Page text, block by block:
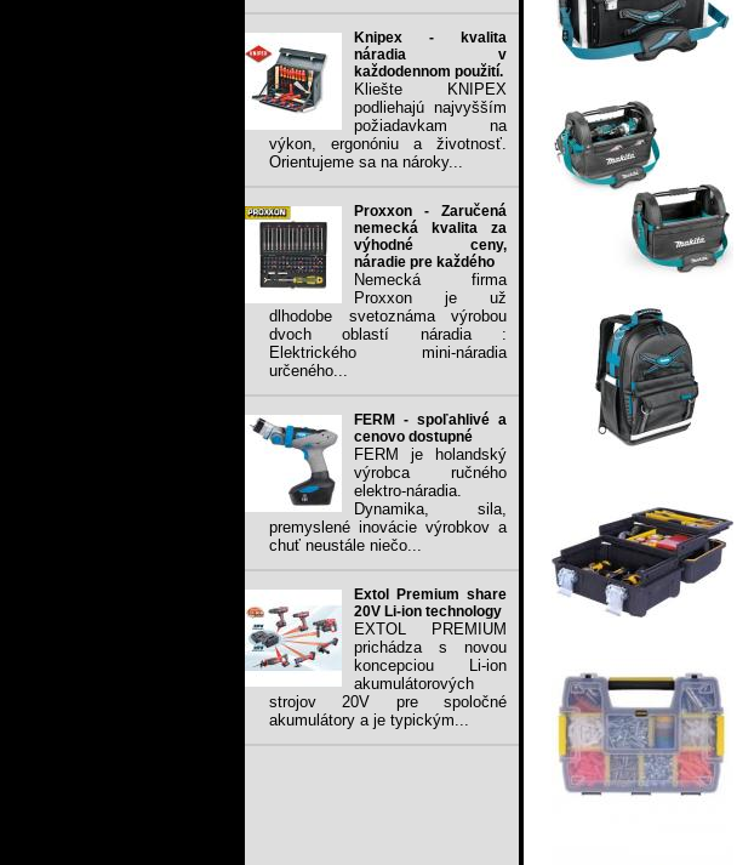
Knipex - kvalita
náradia v
každodennom použití.
Kliešte KNIPEX
podliehajú najvyšším
požiadavkam na
výkon, ergonóniu a životnosť.
Orientujeme sa na nároky...
Proxxon - Zaručená
nemecká kvalita za
výhodné ceny,
náradie pre každého
Nemecká firma
Proxxon je už
dlhodobe svetoznáma výrobou
dvoch oblastí náradia :
Elektrického mini-náradia
určeného...
FERM - spoľahlivé a
cenovo dostupné
FERM je holandský
výrobca ručného
elektro-náradia.
Dynamika, sila,
premyslené inovácie výrobkov a
chuť neustále niečo...
Extol Premium share
20V Li-ion technology
EXTOL PREMIUM
prichádza s novou
koncepciou Li-ion
akumulátorových
strojov 20V pre spoločné
akumulátory a je typickým...